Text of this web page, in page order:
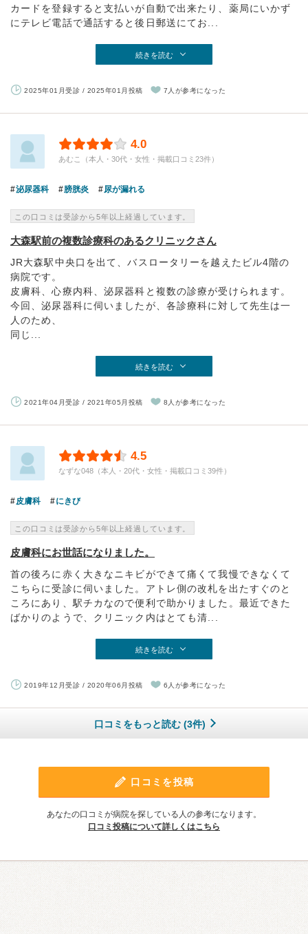
カードを登録すると支払いが自動で出来たり、薬局にいかず
にテレビ電話で通話すると後日郵送にてお...
続きを読む
2025年01月受診 / 2025年01月投稿 7人が参考になった
4.0
あむこ（本人・30代・女性・掲載口コミ23件）
泌尿器科 膀胱炎 尿が漏れる
この口コミは受診から5年以上経過しています。
大森駅前の複数診療科のあるクリニックさん
JR大森駅中央口を出て、バスロータリーを越えたビル4階の
病院です。
皮膚科、心療内科、泌尿器科と複数の診療が受けられます。
今回、泌尿器科に伺いましたが、各診療科に対して先生は一
人のため、
同じ...
続きを読む
2021年04月受診 / 2021年05月投稿 8人が参考になった
4.5
なずな048（本人・20代・女性・掲載口コミ39件）
皮膚科 にきび
この口コミは受診から5年以上経過しています。
皮膚科にお世話になりました。
首の後ろに赤く大きなニキビができて痛くて我慢できなくて
こちらに受診に伺いました。アトレ側の改札を出たすぐのと
ころにあり、駅チカなので便利で助かりました。最近できた
ばかりのようで、クリニック内はとても清...
続きを読む
2019年12月受診 / 2020年06月投稿 6人が参考になった
口コミをもっと読む (3件)
口コミを投稿
あなたの口コミが病院を探している人の参考になります。
口コミ投稿について詳しくはこちら